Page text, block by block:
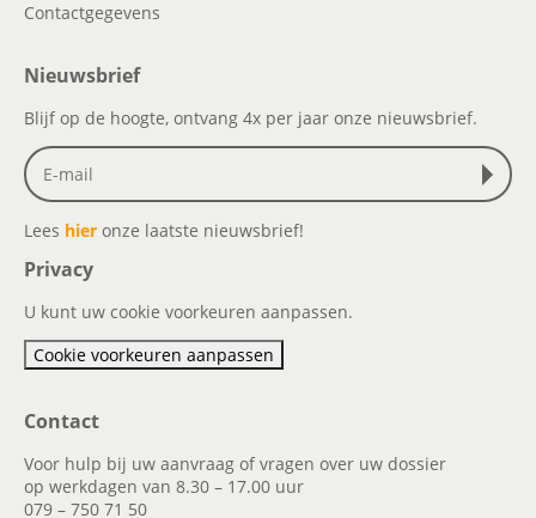
Contactgegevens
Nieuwsbrief
Blijf op de hoogte, ontvang 4x per jaar onze nieuwsbrief.
Lees hier onze laatste nieuwsbrief!
Privacy
U kunt uw cookie voorkeuren aanpassen.
Cookie voorkeuren aanpassen
Contact
Voor hulp bij uw aanvraag of vragen over uw dossier
op werkdagen van 8.30 – 17.00 uur
079 – 750 71 50